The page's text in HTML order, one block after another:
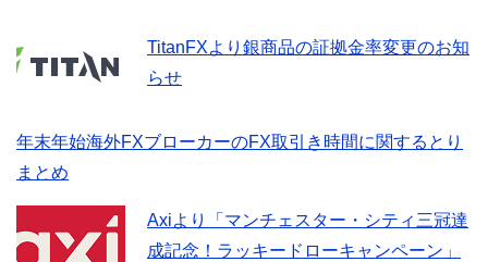
TitanFXより銀商品の証拠金率変更のお知
らせ
年末年始海外FXブローカーのFX取引き時間に関するとり
まとめ
Axiより「マンチェスター・シティ三冠達
成記念！ラッキードローキャンペーン」